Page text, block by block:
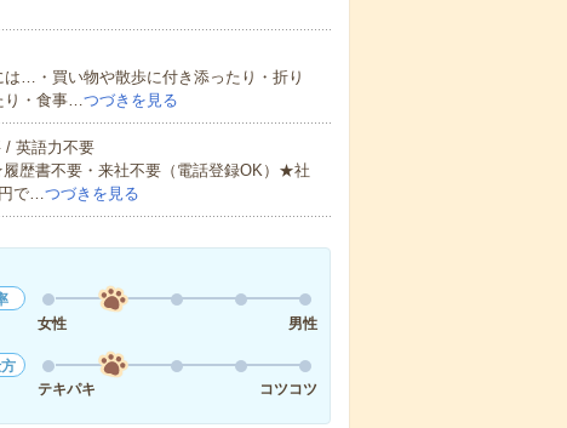
…・買い物や散歩に付き添ったり・折り
り・食事…つづきを見る
/ 英語力不要
歴書不要・来社不要（電話登録OK）★社
で…つづきを見る
女性
男性
テキパキ
コツコツ